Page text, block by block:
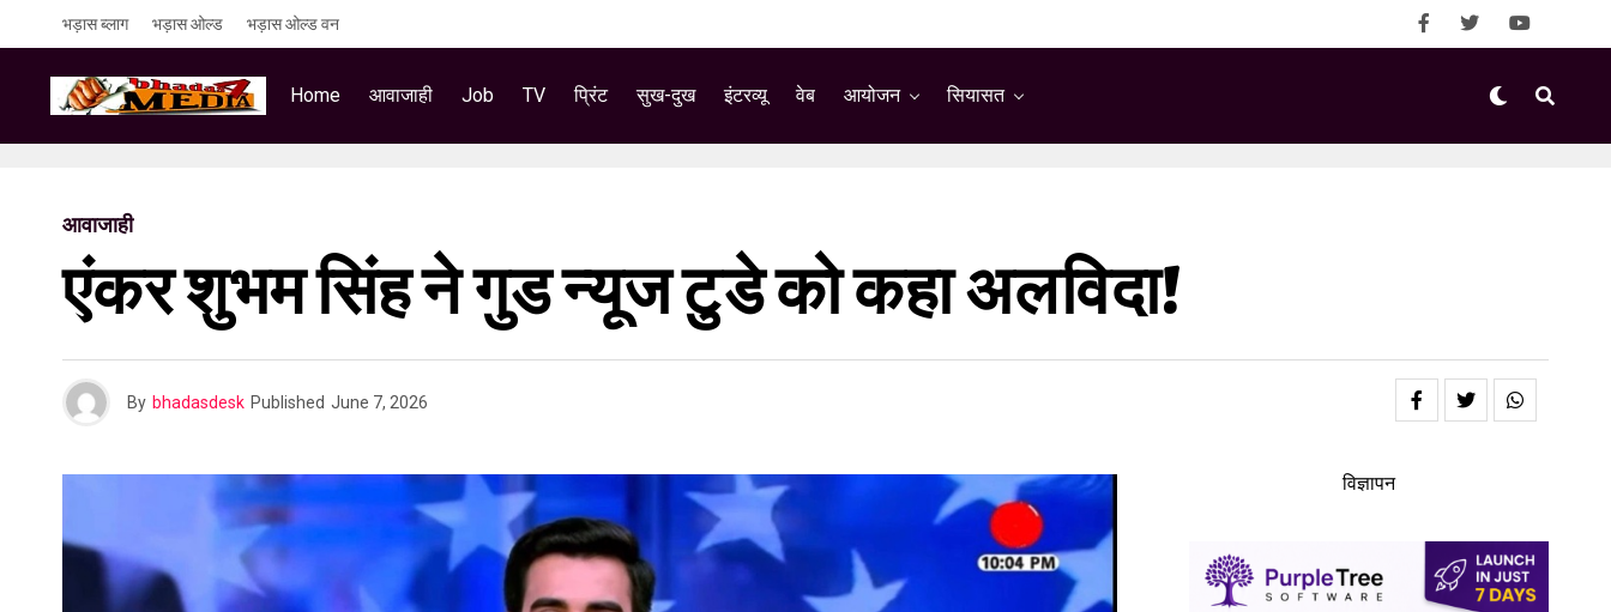
भड़ास ब्लाग भड़ास ओल्ड भड़ास ओल्ड वन
Home आवाजाही Job TV प्रिंट सुख-दुख इंटरव्यू वेब आयोजन सियासत
आवाजाही
एंकर शुभम सिंह ने गुड न्यूज टुडे को कहा अलविदा!
By bhadasdesk Published June 7, 2026
विज्ञापन